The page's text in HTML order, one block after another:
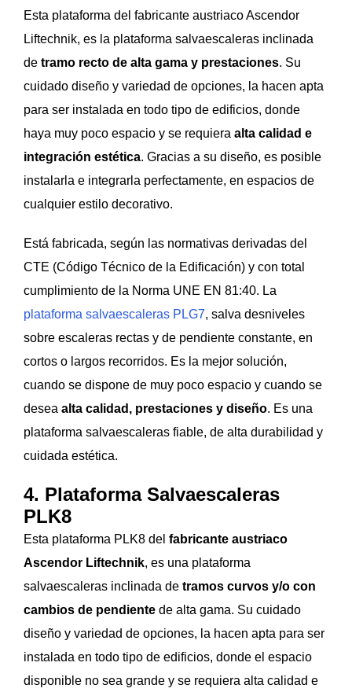
Esta plataforma del fabricante austriaco Ascendor
Liftechnik, es la plataforma salvaescaleras inclinada
de tramo recto de alta gama y prestaciones. Su
cuidado diseño y variedad de opciones, la hacen apta
para ser instalada en todo tipo de edificios, donde
haya muy poco espacio y se requiera alta calidad e
integración estética. Gracias a su diseño, es posible
instalarla e integrarla perfectamente, en espacios de
cualquier estilo decorativo.
Está fabricada, según las normativas derivadas del
CTE (Código Técnico de la Edificación) y con total
cumplimiento de la Norma UNE EN 81:40. La
plataforma salvaescaleras PLG7, salva desniveles
sobre escaleras rectas y de pendiente constante, en
cortos o largos recorridos. Es la mejor solución,
cuando se dispone de muy poco espacio y cuando se
desea alta calidad, prestaciones y diseño. Es una
plataforma salvaescaleras fiable, de alta durabilidad y
cuidada estética.
4. Plataforma Salvaescaleras
PLK8
Esta plataforma PLK8 del fabricante austriaco
Ascendor Liftechnik, es una plataforma
salvaescaleras inclinada de tramos curvos y/o con
cambios de pendiente de alta gama. Su cuidado
diseño y variedad de opciones, la hacen apta para ser
instalada en todo tipo de edificios, donde el espacio
disponible no sea grande y se requiera alta calidad e